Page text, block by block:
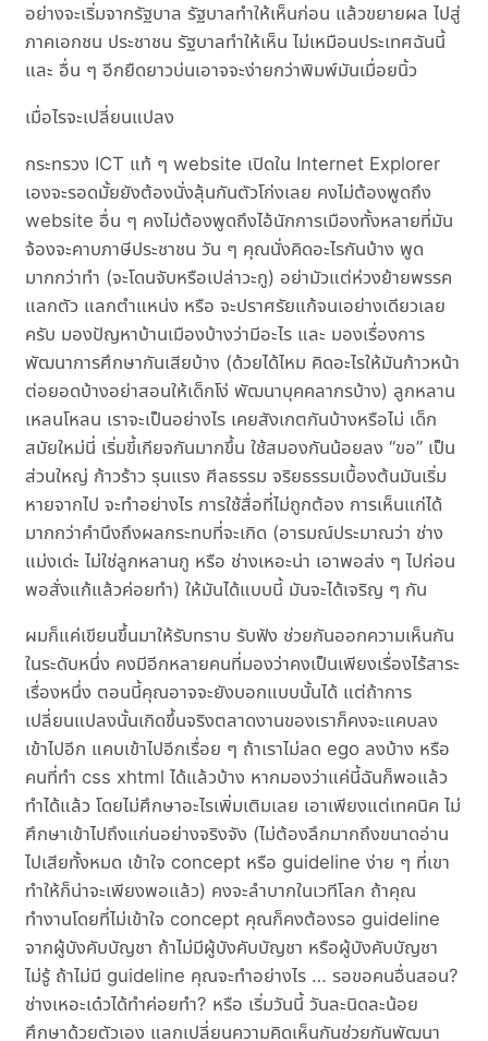
อย่างจะเริ่มจากรัฐบาล รัฐบาลทำให้เห็นก่อน แล้วขยายผล ไปสู่
ภาคเอกชน ประชาชน รัฐบาลทำให้เห็น ไม่เหมือนประเทศฉันนี้
และ อื่น ๆ อีกยืดยาวบ่นเอาจจะง่ายกว่าพิมพ์มันเมื่อยนิ้ว
เมื่อไรจะเปลี่ยนแปลง
กระทรวง ICT แท้ ๆ website เปิดใน Internet Explorer
เองจะรอดมั้ยยังต้องนั่งลุ้นกันตัวโก่งเลย คงไม่ต้องพูดถึง
website อื่น ๆ คงไม่ต้องพูดถึงไอ้นักการเมืองทั้งหลายที่มัน
จ้องจะคาบภาษีประชาชน วัน ๆ คุณนั่งคิดอะไรกันบ้าง พูด
มากกว่าทำ (จะโดนจับหรือเปล่าวะกู) อย่ามัวแต่ห่วงย้ายพรรค
แลกตัว แลกตำแหน่ง หรือ จะปราศรัยแก้จนเอย่างเดียวเลย
ครับ มองปัญหาบ้านเมืองบ้างว่ามีอะไร และ มองเรื่องการ
พัฒนาการศึกษากันเสียบ้าง (ด้วยได้ไหม คิดอะไรให้มันก้าวหน้า
ต่อยอดบ้างอย่าสอนให้เด็กโง่ พัฒนาบุคคลากรบ้าง) ลูกหลาน
เหลนโหลน เราจะเป็นอย่างไร เคยสังเกตกันบ้างหรือไม่ เด็ก
สมัยใหม่นี่ เริ่มขี้เกียจกันมากขึ้น ใช้สมองกันน้อยลง “ขอ” เป็น
ส่วนใหญ่ ก้าวร้าว รุนแรง ศีลธรรม จริยธรรมเบื้องต้นมันเริ่ม
หายจากไป จะทำอย่างไร การใช้สื่อที่ไม่ถูกต้อง การเห็นแก่ได้
มากกว่าคำนึงถึงผลกระทบที่จะเกิด (อารมณ์ประมาณว่า ช่าง
แม่งเด่ะ ไม่ใช่ลูกหลานกู หรือ ช่างเหอะน่า เอาพอส่ง ๆ ไปก่อน
พอสั่งแก้แล้วค่อยทำ) ให้มันได้แบบนี้ มันจะได้เจริญ ๆ กัน
ผมก็แค่เขียนขึ้นมาให้รับทราบ รับฟัง ช่วยกันออกความเห็นกัน
ในระดับหนึ่ง คงมีอีกหลายคนที่มองว่าคงเป็นเพียงเรื่องไร้สาระ
เรื่องหนึ่ง ตอนนี้คุณอาจจะยังบอกแบบนั้นได้ แต่ถ้าการ
เปลี่ยนแปลงนั้นเกิดขึ้นจริงตลาดงานของเราก็คงจะแคบลง
เข้าไปอีก แคบเข้าไปอีกเรื่อย ๆ ถ้าเราไม่ลด ego ลงบ้าง หรือ
คนที่ทำ css xhtml ได้แล้วบ้าง หากมองว่าแค่นี้ฉันก็พอแล้ว
ทำได้แล้ว โดยไม่ศึกษาอะไรเพิ่มเติมเลย เอาเพียงแต่เทคนิค ไม่
ศึกษาเข้าไปถึงแก่นอย่างจริงจัง (ไม่ต้องลึกมากถึงขนาดอ่าน
ไปเสียทั้งหมด เข้าใจ concept หรือ guideline ง่าย ๆ ที่เขา
ทำให้ก็น่าจะเพียงพอแล้ว) คงจะลำบากในเวทีโลก ถ้าคุณ
ทำงานโดยที่ไม่เข้าใจ concept คุณก็คงต้องรอ guideline
จากผู้บังคับบัญชา ถ้าไม่มีผู้บังคับบัญชา หรือผู้บังคับบัญชา
ไม่รู้ ถ้าไม่มี guideline คุณจะทำอย่างไร … รอขอคนอื่นสอน?
ช่างเหอะเด๋วได้ทำค่อยทำ? หรือ เริ่มวันนี้ วันละนิดละน้อย
ศึกษาด้วยตัวเอง แลกเปลี่ยนความคิดเห็นกันช่วยกันพัฒนา